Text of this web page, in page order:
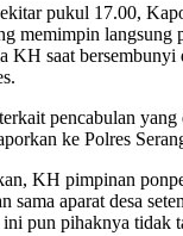
pukul 17.00,
memimpin langsung
KH saat
pencabulan
ke Polres
KH pimpinan
sama aparat desa
ini pun pihaknya tidak